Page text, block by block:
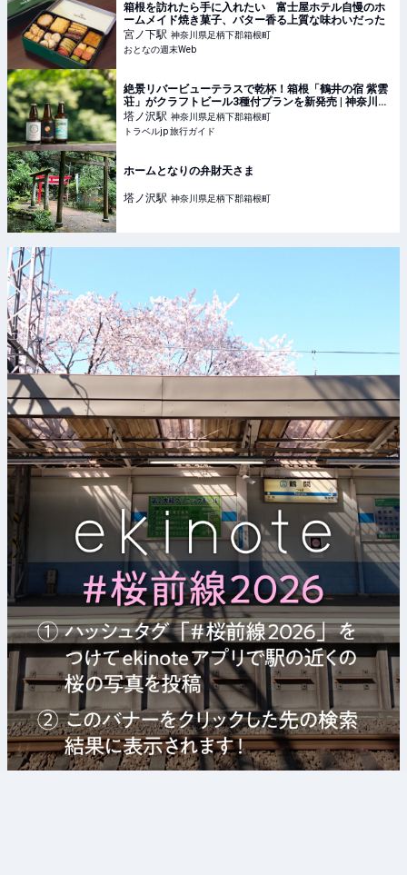
箱根を訪れたら手に入れたい 富士屋ホテル自慢のホ
ームメイド焼き菓子、バター香る上質な味わいだった
宮ノ下駅 神奈川県足柄下郡箱根町
おとなの週末Web
絶景リバービューテラスで乾杯！箱根「鶴井の宿 紫雲
荘」がクラフトビール3種付プランを新発売 | 神奈川県
| トラベルjp 旅行ガイド
塔ノ沢駅 神奈川県足柄下郡箱根町
トラベルjp 旅行ガイド
ホームとなりの弁財天さま
塔ノ沢駅 神奈川県足柄下郡箱根町